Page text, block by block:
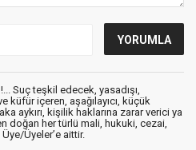
Suç teşkil edecek, yasadışı,
küfür içeren, aşağılayıcı, küçük
aykırı, kişilik haklarına zarar verici ya
doğan her türlü mali, hukuki, cezai,
Üyeler’e aittir.